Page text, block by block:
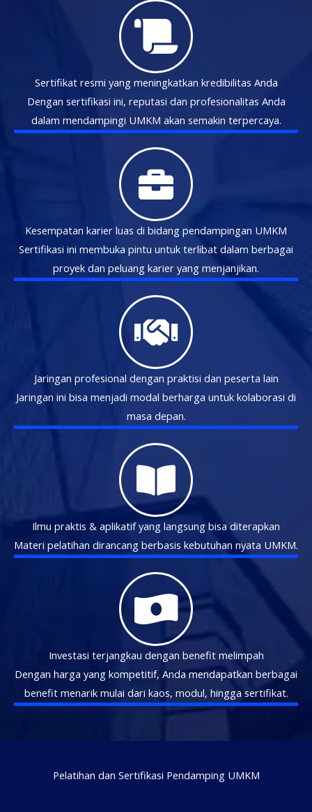
Sertifikat resmi yang meningkatkan kredibilitas Anda
Dengan sertifikasi ini, reputasi dan profesionalitas Anda
dalam mendampingi UMKM akan semakin terpercaya.
Kesempatan karier luas di bidang pendampingan UMKM
Sertifikasi ini membuka pintu untuk terlibat dalam berbagai
proyek dan peluang karier yang menjanjikan.
Jaringan profesional dengan praktisi dan peserta lain
Jaringan ini bisa menjadi modal berharga untuk kolaborasi di
masa depan.
Ilmu praktis & aplikatif yang langsung bisa diterapkan
Materi pelatihan dirancang berbasis kebutuhan nyata UMKM.
Investasi terjangkau dengan benefit melimpah
Dengan harga yang kompetitif, Anda mendapatkan berbagai
benefit menarik mulai dari kaos, modul, hingga sertifikat.
Pelatihan dan Sertifikasi Pendamping UMKM